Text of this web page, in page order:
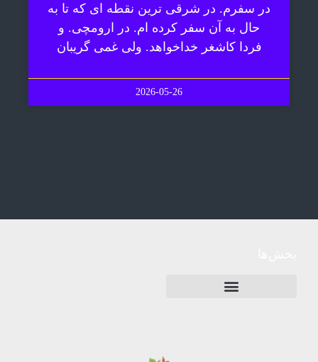
در سفرم. در شرقی ترین نقطه ای که تا به
حال به آن سفر کرده ام. در ارومچی. و
فردا کاشغر خداخواهد. ولی غمی گریبان
2026-05-26